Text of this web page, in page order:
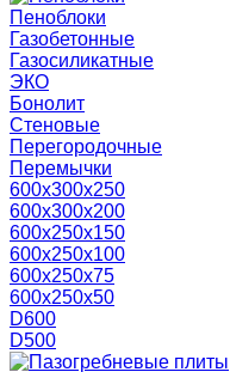
Пеноблоки
Газобетонные
Газосиликатные
ЭКО
Бонолит
Стеновые
Перегородочные
Перемычки
600х300х250
600х300х200
600х250х150
600х250х100
600х250х75
600х250х50
D600
D500